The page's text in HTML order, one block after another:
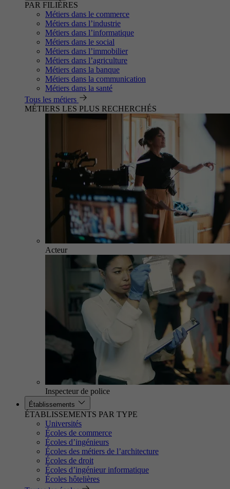
PAR FILIÈRES
Métiers dans le commerce
Métiers dans l’industrie
Métiers dans l’informatique
Métiers dans le social
Métiers dans l’immobilier
Métiers dans l’agriculture
Métiers dans la banque
Métiers dans la communication
Métiers dans la santé
Tous les métiers
MÉTIERS LES PLUS RECHERCHÉS
Acteur
Inspecteur de police
Établissements
ÉTABLISSEMENTS PAR TYPE
Universités
Écoles de commerce
Écoles d’ingénieurs
Écoles des métiers de l’architecture
Écoles de droit
Écoles d’ingénieur informatique
Écoles hôtelières